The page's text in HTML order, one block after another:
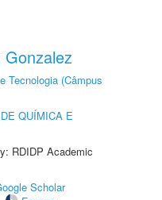
Gonzalez
Tecnologia (Câmpus
QUÍMICA E
RDIDP Academic
Scholar